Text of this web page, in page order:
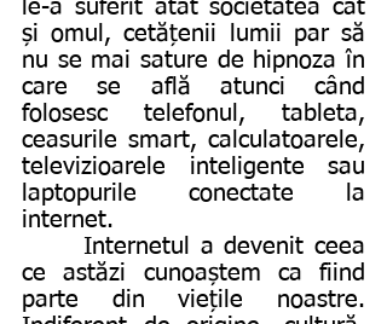
le-a suferit atât societatea cât
și omul, cetățenii lumii par să
nu se mai sature de hipnoza în
care se află atunci când
folosesc telefonul, tableta,
ceasurile smart, calculatoarele,
televizioarele inteligente sau
laptopurile conectate la
internet.
      Internetul a devenit ceea
ce astăzi cunoaștem ca fiind
parte din viețile noastre.